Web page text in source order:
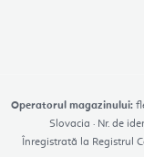
Operatorul magazinului:
Slovacia · Nr. de
Înregistrată la Registrul